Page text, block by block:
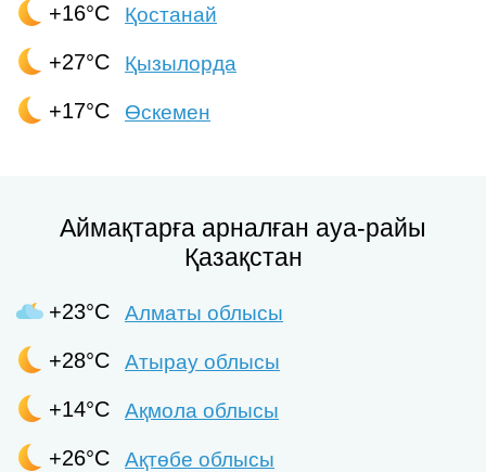
+16°C
Қостанай
+27°C
Қызылорда
+17°C
Өскемен
Аймақтарға арналған ауа-райы
Қазақстан
+23°C
Алматы облысы
+28°C
Атырау облысы
+14°C
Ақмола облысы
+26°C
Ақтөбе облысы